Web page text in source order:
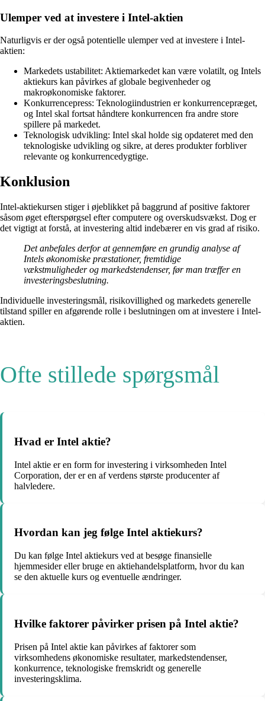
Ulemper ved at investere i Intel-aktien
Naturligvis er der også potentielle ulemper ved at investere i Intel-
aktien:
Markedets ustabilitet: Aktiemarkedet kan være volatilt, og Intels
aktiekurs kan påvirkes af globale begivenheder og
makroøkonomiske faktorer.
Konkurrencepress: Teknologiindustrien er konkurrencepræget,
og Intel skal fortsat håndtere konkurrencen fra andre store
spillere på markedet.
Teknologisk udvikling: Intel skal holde sig opdateret med den
teknologiske udvikling og sikre, at deres produkter forbliver
relevante og konkurrencedygtige.
Konklusion
Intel-aktiekursen stiger i øjeblikket på baggrund af positive faktorer
såsom øget efterspørgsel efter computere og overskudsvækst. Dog er
det vigtigt at forstå, at investering altid indebærer en vis grad af risiko.
Det anbefales derfor at gennemføre en grundig analyse af
Intels økonomiske præstationer, fremtidige
vækstmuligheder og markedstendenser, før man træffer en
investeringsbeslutning.
Individuelle investeringsmål, risikovillighed og markedets generelle
tilstand spiller en afgørende rolle i beslutningen om at investere i Intel-
aktien.
Ofte stillede spørgsmål
Hvad er Intel aktie?
Intel aktie er en form for investering i virksomheden Intel
Corporation, der er en af verdens største producenter af
halvledere.
Hvordan kan jeg følge Intel aktiekurs?
Du kan følge Intel aktiekurs ved at besøge finansielle
hjemmesider eller bruge en aktiehandelsplatform, hvor du kan
se den aktuelle kurs og eventuelle ændringer.
Hvilke faktorer påvirker prisen på Intel aktie?
Prisen på Intel aktie kan påvirkes af faktorer som
virksomhedens økonomiske resultater, markedstendenser,
konkurrence, teknologiske fremskridt og generelle
investeringsklima.